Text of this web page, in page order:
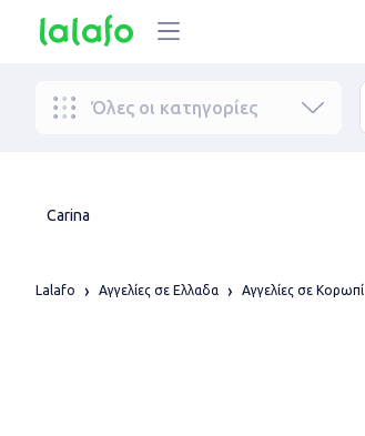
Όλες οι κατηγορίες
Carina
Lalafo Αγγελίες σε Ελλαδα Αγγελίες σε Κορωπί